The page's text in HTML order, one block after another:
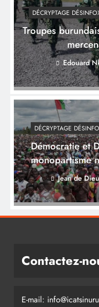
DÉCRYPTAGE
Troupes
Edouard
DÉCRYPTAGE
Démocratie et
monopartisme
Jean de
Contactez-
E-mail: